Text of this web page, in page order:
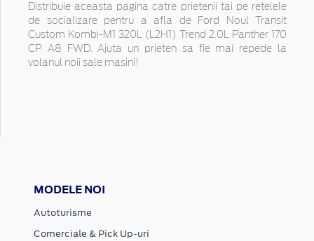
Distribuie aceasta pagina catre prietenii tai pe retelele
de socializare pentru a afla de Ford Noul Transit
Custom Kombi-M1 320L (L2H1) Trend 2.0L Panther 170
CP A8 FWD. Ajuta un prieten sa fie mai repede la
volanul noii sale masini!
MODELE NOI
Autoturisme
Comerciale & Pick Up-uri